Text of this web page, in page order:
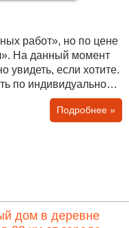
работ», но по цене
На данный момент
увидеть, если хотите.
по индивидуальному
стол, диваны,
Подробнее »
дом в деревне